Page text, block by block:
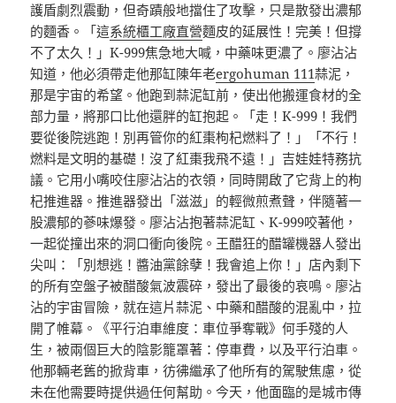
護盾劇烈震動，但奇蹟般地擋住了攻擊，只是散發出濃郁
的麵香。「這系統櫃工廠直營麵皮的延展性！完美！但撐
不了太久！」K-999焦急地大喊，中藥味更濃了。廖沾沾
知道，他必須帶走他那缸陳年老ergohuman 111蒜泥，
那是宇宙的希望。他跑到蒜泥缸前，使出他搬運食材的全
部力量，將那口比他還胖的缸抱起。「走！K-999！我們
要從後院逃跑！別再管你的紅棗枸杞燃料了！」「不行！
燃料是文明的基礎！沒了紅棗我飛不遠！」吉娃娃特務抗
議。它用小嘴咬住廖沾沾的衣領，同時開啟了它背上的枸
杞推進器。推進器發出「滋滋」的輕微煎煮聲，伴隨著一
股濃郁的蔘味爆發。廖沾沾抱著蒜泥缸、K-999咬著他，
一起從撞出來的洞口衝向後院。王醋狂的醋罐機器人發出
尖叫：「別想逃！醬油黨餘孽！我會追上你！」店內剩下
的所有空盤子被醋酸氣波震碎，發出了最後的哀鳴。廖沾
沾的宇宙冒險，就在這片蒜泥、中藥和醋酸的混亂中，拉
開了帷幕。《平行泊車維度：車位爭奪戰》何手殘的人
生，被兩個巨大的陰影籠罩著：停車費，以及平行泊車。
他那輛老舊的掀背車，彷彿繼承了他所有的駕駛焦慮，從
未在他需要時提供過任何幫助。今天，他面臨的是城市傳